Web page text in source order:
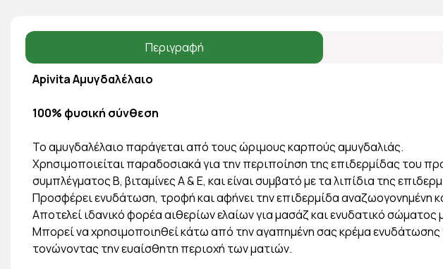
Περιγραφή
Apivita Αμυγδαλέλαιο
100% φυσική σύνθεση
Το αμυγδαλέλαιο παράγεται από τους ώριμους καρπούς αμυγδαλιάς.
Χρησιμοποιείται παραδοσιακά για την περιποίηση της επιδερμίδας του
συμπλέγματος Β, βιταμίνες A & E, και είναι συμβατό με τα λιπίδια της
Προσφέρει ενυδάτωση, τροφή και αφήνει την επιδερμίδα αναζωογονημένη
Αποτελεί ιδανικό φορέα αιθερίων ελαίων για μασάζ και ενυδατικό σώματος
Μπορεί να χρησιμοποιηθεί κάτω από την αγαπημένη σας κρέμα
τονώνοντας την ευαίσθητη περιοχή των ματιών.